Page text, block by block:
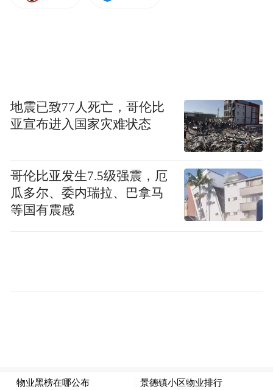
地震已致77人死亡，哥伦比
亚宣布进入国家灾难状态
哥伦比亚发生7.5级强震，厄
瓜多尔、委内瑞拉、巴拿马
等国有震感